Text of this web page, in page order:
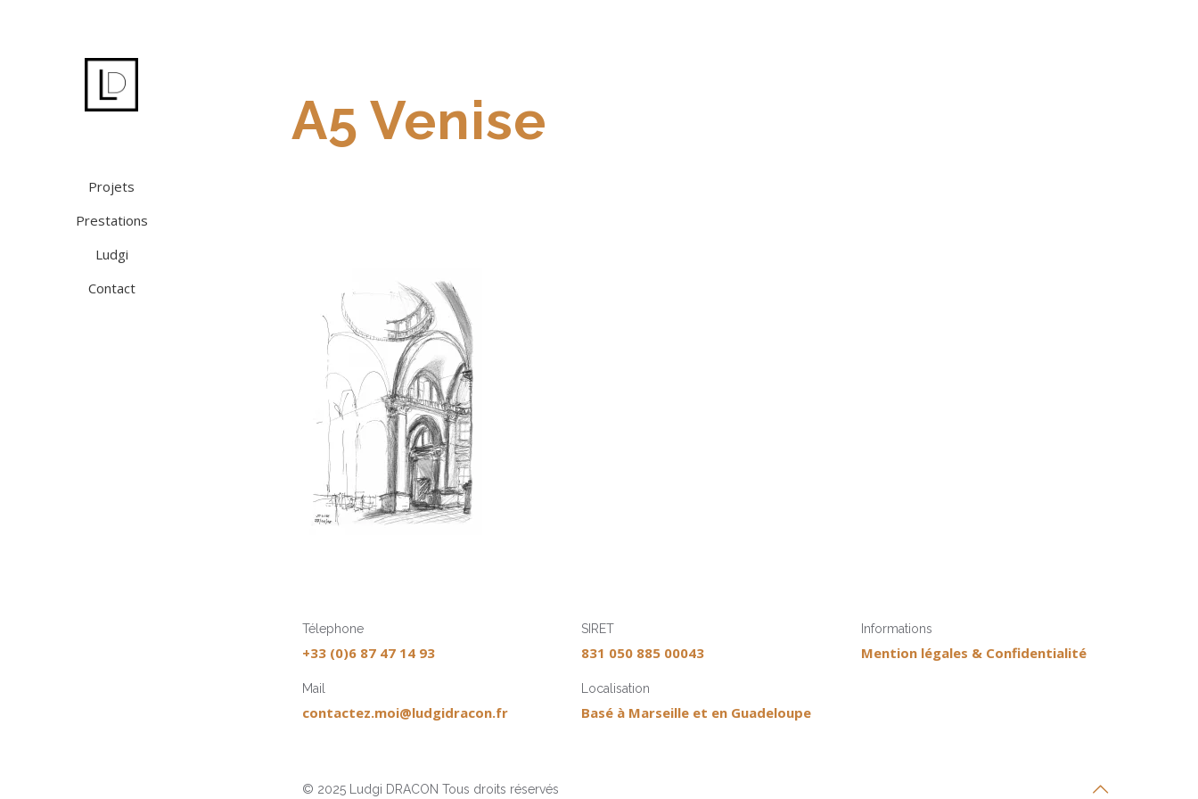
Projets
Prestations
Ludgi
Contact
A5 Venise
Télephone
+33 (0)6 87 47 14 93
Mail
contactez.moi@ludgidracon.fr
SIRET
831 050 885 00043
Localisation
Basé à Marseille et en Guadeloupe
Informations
Mention légales & Confidentialité
© 2025 Ludgi DRACON Tous droits réservés